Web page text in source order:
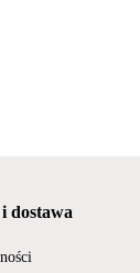
i dostawa